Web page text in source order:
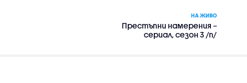
НА ЖИВО
Престъпни намерения –
сериал, сезон 3 /п/